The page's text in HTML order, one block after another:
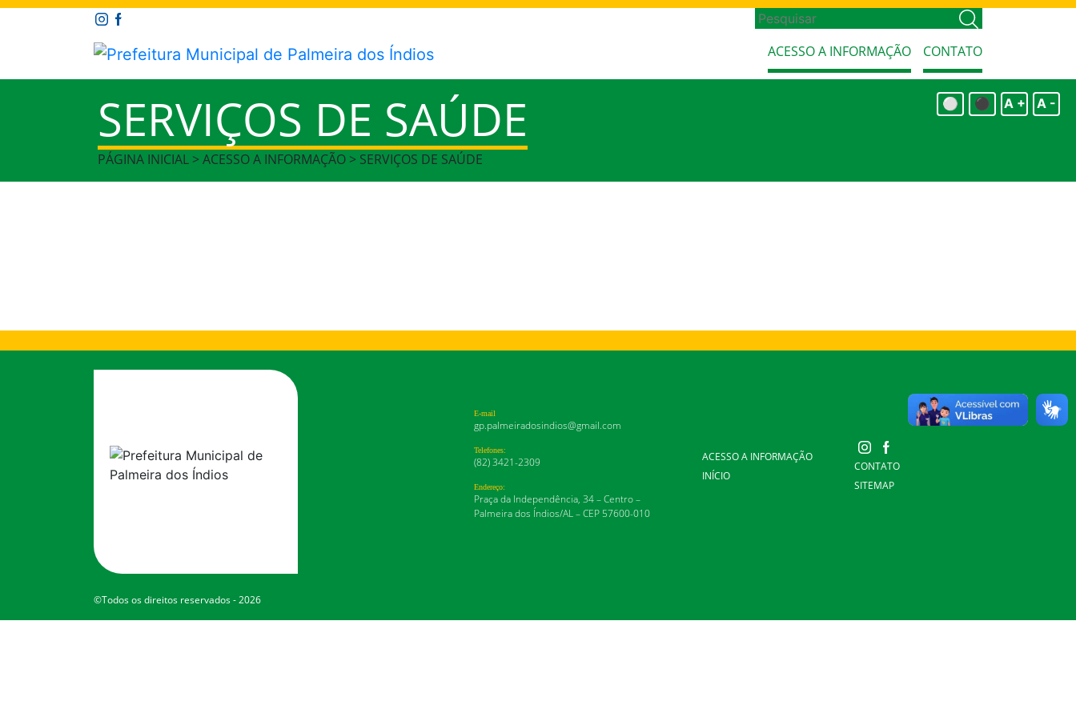
ACESSO A INFORMAÇÃO CONTATO
SERVIÇOS DE SAÚDE
PÁGINA INICIAL > ACESSO A INFORMAÇÃO > SERVIÇOS DE SAÚDE
A -
A +
⚫
⚪
E-mail
gp.palmeiradosindios@gmail.com
Telefones:
(82) 3421-2309
Endereço:
Praça da Independência, 34 – Centro –
Palmeira dos Índios/AL – CEP 57600-010
ACESSO A INFORMAÇÃO
INÍCIO
CONTATO
SITEMAP
©Todos os direitos reservados - 2026